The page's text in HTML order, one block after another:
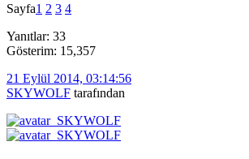
Sayfa1 2 3 4
Yanıtlar: 33
Gösterim: 15,357
21 Eylül 2014, 03:14:56
SKYWOLF tarafından